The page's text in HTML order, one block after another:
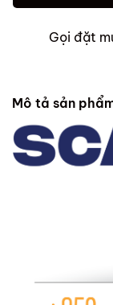
Gọi đặt
Mô tả sản